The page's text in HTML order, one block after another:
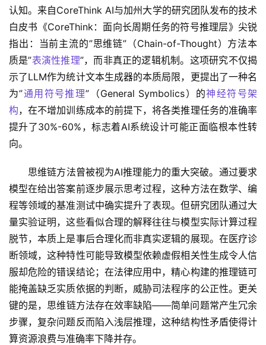
认知。来自CoreThink AI与加州大学的研究团队发布的技术
白皮书《CoreThink：面向长周期任务的符号推理层》尖锐
指出：当前主流的”思维链”（Chain-of-Thought）方法本
质是”表演性推理”，而非真正的逻辑机制。这项研究不仅揭
示了LLM作为统计文本生成器的本质局限，更提出了一种名
为”通用符号推理”（General Symbolics）的神经符号架
构，在不增加训练成本的前提下，将各类推理任务的准确率
提升了30%-60%，标志着AI系统设计可能正面临根本性转
向。
思维链方法曾被视为AI推理能力的重大突破。通过要求
模型在给出答案前逐步展示思考过程，这种方法在数学、编
程等领域的基准测试中确实提升了表现。但研究团队通过大
量实验证明，这些看似合理的解释往往与模型实际计算过程
脱节，本质上是事后合理化而非真实逻辑的展现。在医疗诊
断领域，这种特性可能导致模型依赖虚假相关性生成令人信
服却危险的错误结论；在法律应用中，精心构建的推理链可
能掩盖缺乏实质依据的判断，威胁司法程序的公正性。更关
键的是，思维链方法存在效率缺陷——简单问题常产生冗余
步骤，复杂问题反而陷入浅层推理，这种结构性矛盾使得计
算资源浪费与准确率下降并存。